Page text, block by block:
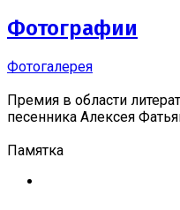
Фотографии
Фотогалерея
Премия в области
песенника Алексея
Памятка